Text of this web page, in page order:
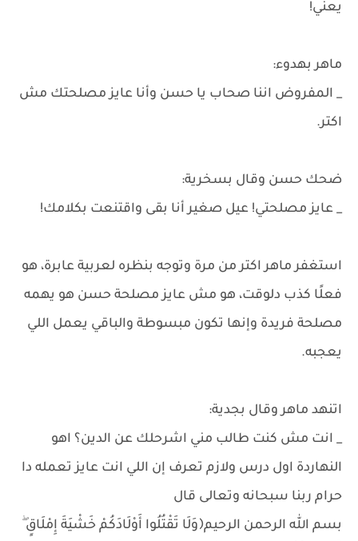
يعني!
ماهر بهدوء:
_ المفروض اننا صحاب يا حسن وأنا عايز مصلحتك مش
اكتر.
ضحك حسن وقال بسخرية:
_ عايز مصلحتي! عيل صغير أنا بقى واقتنعت بكلامك!
استغفر ماهر اكتر من مرة وتوجه بنظره لعربية عابرة، هو
فعلًا كذب دلوقت، هو مش عايز مصلحة حسن هو يهمه
مصلحة فريدة وإنها تكون مبسوطة والباقي يعمل اللي
يعجبه.
اتنهد ماهر وقال بجدية:
_ انت مش كنت طالب مني اشرحلك عن الدين؟ اهو
النهاردة اول درس ولازم تعرف إن اللي انت عايز تعمله دا
حرام ربنا سبحانه وتعالى قال
بسم الله الرحمن الرحيم﴿وَلَا تَقْتُلُوا أَوْلَادَكُمْ خَشْيَةَ إِمْلَاقٍ ۖ